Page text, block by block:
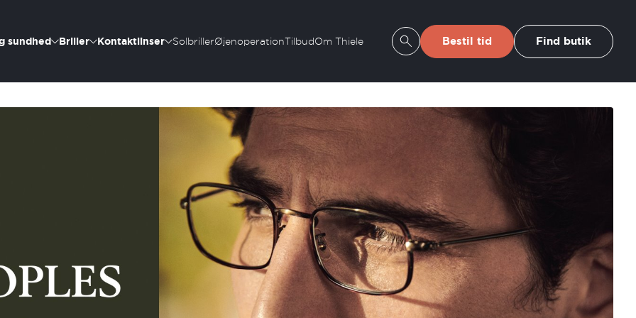
sundhed Briller Kontaktlinser SolbrillerØjenoperationTilbudOm Thiele Bestil tid Find butik
Se søgeresultater